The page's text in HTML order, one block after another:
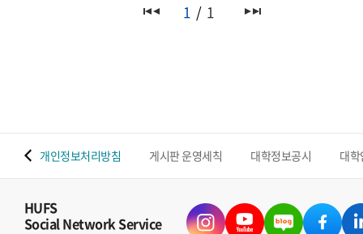
1 1
개인정보처리방침 게시판 운영세칙 대학정보공시 대
HUFS
Social Network Service